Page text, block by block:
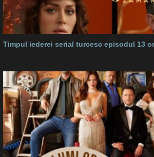
Timpul iederei serial turcesc episodul 13